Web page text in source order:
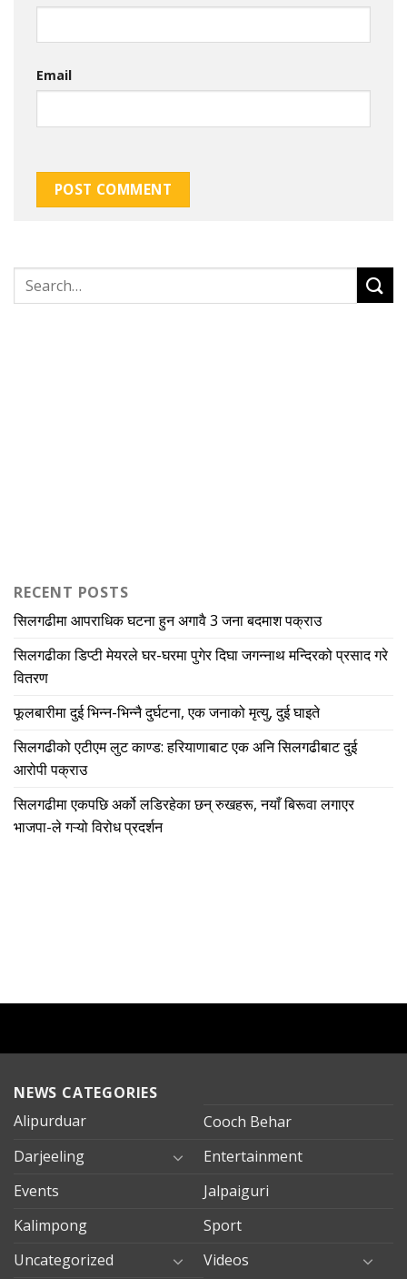
Email
RECENT POSTS
सिलगढीमा आपराधिक घटना हुन अगावै 3 जना बदमाश पक्राउ
सिलगढीका डिप्टी मेयरले घर-घरमा पुगेर दिघा जगन्नाथ मन्दिरको प्रसाद गरे
वितरण
फूलबारीमा दुई भिन्न-भिन्नै दुर्घटना, एक जनाको मृत्यु, दुई घाइते
सिलगढीको एटीएम लुट काण्ड: हरियाणाबाट एक अनि सिलगढीबाट दुई
आरोपी पक्राउ
सिलगढीमा एकपछि अर्को लडिरहेका छन् रुखहरू, नयाँ बिरूवा लगाएर
भाजपा-ले गऱ्यो विरोध प्रदर्शन
NEWS CATEGORIES
Alipurduar
Cooch Behar
Darjeeling
Entertainment
Events
Jalpaiguri
Kalimpong
Sport
Uncategorized
Videos